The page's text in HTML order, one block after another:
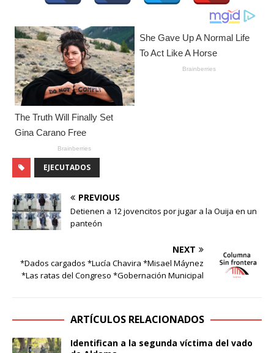
EJECUTADOS
PREVIOUS
Detienen a 12 jovencitos por jugar a la Ouija en un
panteón
NEXT
*Dados cargados *Lucía Chavira *Misael Máynez
*Las ratas del Congreso *Gobernación Municipal
ARTÍCULOS RELACIONADOS
Identifican a la segunda víctima del vado